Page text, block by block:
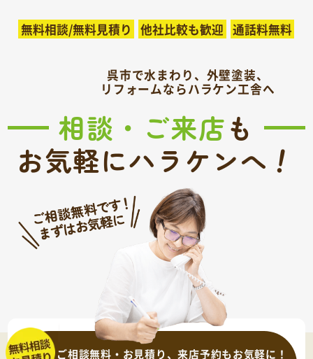
無料相談/無料見積り 他社比較も歓迎 通話料無料
呉市で水まわり、外壁塗装、
リフォームならハラケン工舎へ
相談・ご来店も
お気軽にハラケンへ！
ご相談無料・お見積り、来店予約もお気軽に！